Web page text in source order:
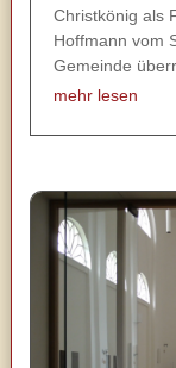
Christkönig als
Hoffmann vom
Gemeinde
mehr lesen